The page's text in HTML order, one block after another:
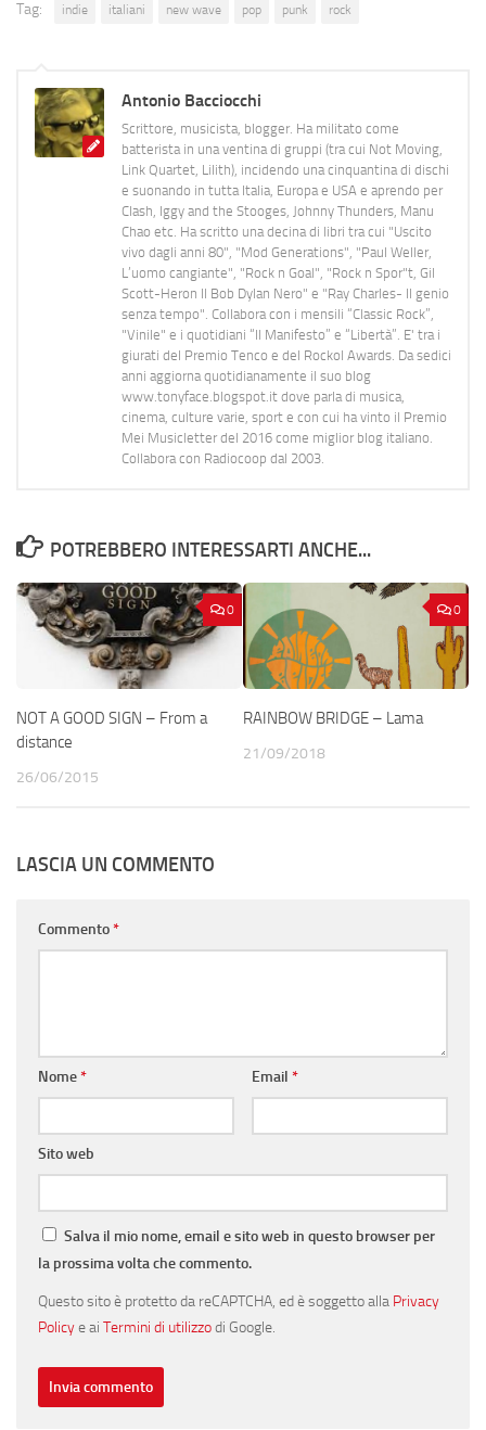
Tag: indie italiani new wave pop punk rock
Antonio Bacciocchi
Scrittore, musicista, blogger. Ha militato come
batterista in una ventina di gruppi (tra cui Not Moving,
Link Quartet, Lilith), incidendo una cinquantina di dischi
e suonando in tutta Italia, Europa e USA e aprendo per
Clash, Iggy and the Stooges, Johnny Thunders, Manu
Chao etc. Ha scritto una decina di libri tra cui "Uscito
vivo dagli anni 80", "Mod Generations", "Paul Weller,
L’uomo cangiante", "Rock n Goal", "Rock n Spor"t, Gil
Scott-Heron Il Bob Dylan Nero" e "Ray Charles- Il genio
senza tempo". Collabora con i mensili “Classic Rock”,
"Vinile" e i quotidiani “Il Manifesto” e “Libertà”. E' tra i
giurati del Premio Tenco e del Rockol Awards. Da sedici
anni aggiorna quotidianamente il suo blog
www.tonyface.blogspot.it dove parla di musica,
cinema, culture varie, sport e con cui ha vinto il Premio
Mei Musicletter del 2016 come miglior blog italiano.
Collabora con Radiocoop dal 2003.
POTREBBERO INTERESSARTI ANCHE...
0
NOT A GOOD SIGN – From a
distance
26/06/2015
0
RAINBOW BRIDGE – Lama
21/09/2018
LASCIA UN COMMENTO
Commento*
Nome* Email *
Sito web
Salva il mio nome, email e sito web in questo browser per
la prossima volta che commento.
Questo sito è protetto da reCAPTCHA, ed è soggetto alla Privacy
Policye ai Termini di utilizzodi Google.